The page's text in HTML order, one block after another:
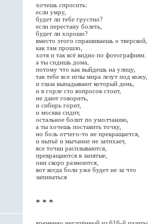
хочешь спросить:
если умру,
будет ли тебе грустно?
если перестану болеть,
будет ли хорошо?
вместо этого спрашиваешь о тверской,
как там прошло,
хотя и так всё видно по фотографиям.
а ты сидишь дома,
потому что как выйдешь на улицу,
так тебе все иглы мира лезут под кожу,
и глаза выпадывают который день,
и в горле сто вопросов стоит,
не дают говорить,
и сибирь горит,
и москва сидит,
остальное болит по умолчанию,
а ты хочешь поставить точку,
но боль отчего-то не прекращается,
и нытьё и мычание не затихает,
все точки расплываются,
превращаются в запятые,
они скоро размоются,
вот когда боли уже будет не за что
запинаться
* * *